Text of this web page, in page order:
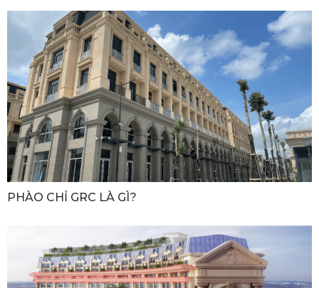
PHÀO CHỈ GRC LÀ GÌ?